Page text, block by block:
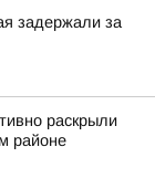
задержали за
раскрыли
районе